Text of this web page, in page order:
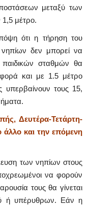
μεταξύ των
μέτρο.
ότι η τήρηση του
νηπίων δεν μπορεί να
σταθμών θα
και με 1.5 μέτρο
υπερβαίνουν τους 15,
Δευτέρα-Τετάρτη-
και την επόμενη
των νηπίων στους
να φορούν
τους θα γίνεται
ή υπέρυθρων. Εάν η